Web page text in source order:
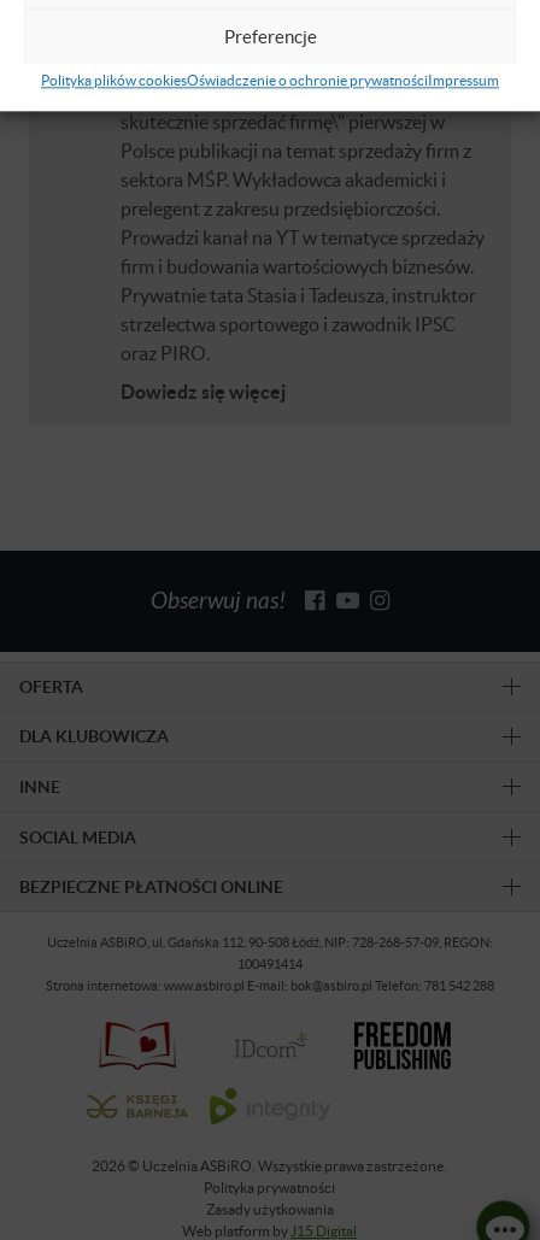
Preferencje
Polityka plików cookiesOświadczenie o ochronie prywatnościImpressum
sprzedażą i kupowaniem firm na zlecenie
gotowe na sprzedaż. Autor książki \"Jak
skutecznie sprzedać firmę\" pierwszej w
Polsce publikacji na temat sprzedaży firm z
sektora MŚP. Wykładowca akademicki i
prelegent z zakresu przedsiębiorczości.
Prowadzi kanał na YT w tematyce sprzedaży
firm i budowania wartościowych biznesów.
Prywatnie tata Stasia i Tadeusza, instruktor
strzelectwa sportowego i zawodnik IPSC
oraz PIRO.
Dowiedz się więcej
Obserwuj nas!
OFERTA
DLA KLUBOWICZA
INNE
SOCIAL MEDIA
BEZPIECZNE PŁATNOŚCI ONLINE
Uczelnia ASBiRO, ul. Gdańska 112, 90-508 Łódź, NIP: 728-268-57-09, REGON:
100491414
Strona internetowa: www.asbiro.pl E-mail: bok@asbiro.pl Telefon: 781 542 288
2026 © Uczelnia ASBiRO. Wszystkie prawa zastrzeżone.
Polityka prywatności
Zasady użytkowania
Web platform byJ15 Digital